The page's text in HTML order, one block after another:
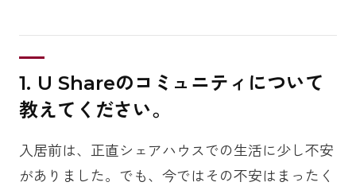
1. U Shareのコミュニティについて
教えてください。
入居前は、正直シェアハウスでの生活に少し不安
がありました。でも、今ではその不安はまったく